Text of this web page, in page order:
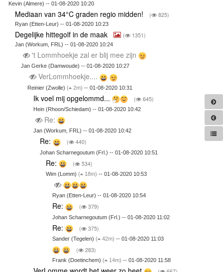
Kevin (Almere) -- 01-08-2020 10:20
Mediaan van 34°C graden regio midden! ( 825)
Ryan (Etten-Leur) -- 01-08-2020 10:23
Degelijke hittegolf in de maak ( 1351)
Jan (Workum, FRL) -- 01-08-2020 10:24
't Lommhoekje zal er blij mee zijn
Jan Gerke (Damwoude) -- 01-08-2020 10:27
VerLommhoekje....
Reinier (Zwolle) ( 2m) -- 01-08-2020 10:31
Ik voel mij opgelommd... ( 645)
Hein (Rhoon/Schiedam) -- 01-08-2020 10:42
Re:
Jan (Workum, FRL) -- 01-08-2020 10:42
Re: ( 440)
Johan Scharnegoutum (Frl.) -- 01-08-2020 10:51
Re: ( 534)
Wim (Lomm)( 18m) -- 01-08-2020 10:53
Ryan (Etten-Leur) -- 01-08-2020 10:54
Re: ( 379)
Johan Scharnegoutum (Frl.) -- 01-08-2020 11:02
Re: ( 375)
Sander (Tegelen) ( 42m) -- 01-08-2020 11:03
( 283)
Frank (Doetinchem) ( 14m) -- 01-08-2020 11:58